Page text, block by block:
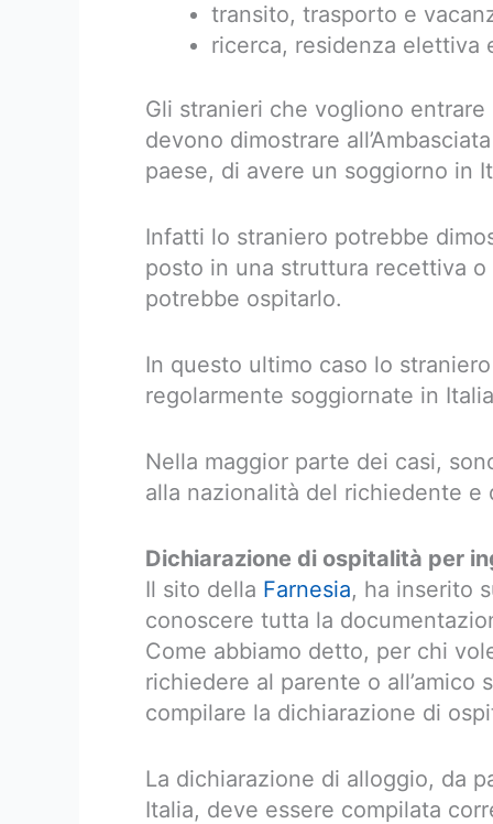
transito, trasporto e
ricerca, residenza elettiva
Gli stranieri che vogliono
devono dimostrare
paese, di avere un soggiorno in
Infatti lo straniero potrebbe
posto in una struttura recettiva
potrebbe ospitarlo.
In questo ultimo caso lo
regolarmente soggiornate in
Nella maggior parte dei casi,
alla nazionalità del richiedente
Dichiarazione di ospitalità per
Il sito della Farnesia, ha inserito
conoscere tutta la
Come abbiamo detto, per chi
richiedere al parente o
compilare la dichiarazione di
La dichiarazione di alloggio, da
Italia, deve essere compilata